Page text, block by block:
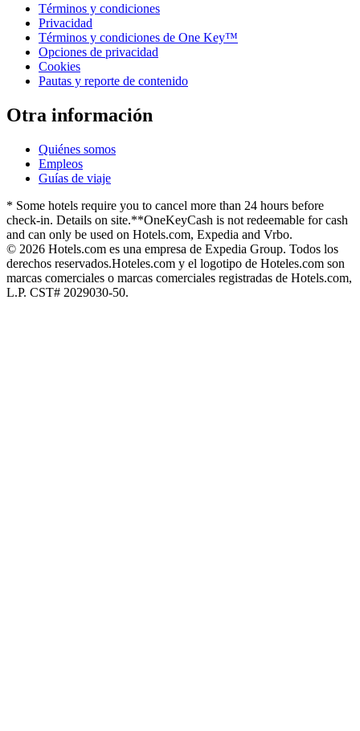
Términos y condiciones
Privacidad
Términos y condiciones de One Key™
Opciones de privacidad
Cookies
Pautas y reporte de contenido
Otra información
Quiénes somos
Empleos
Guías de viaje
* Some hotels require you to cancel more than 24 hours before
check-in. Details on site.**OneKeyCash is not redeemable for cash
and can only be used on Hotels.com, Expedia and Vrbo.
© 2026 Hotels.com es una empresa de Expedia Group. Todos los
derechos reservados.Hoteles.com y el logotipo de Hoteles.com son
marcas comerciales o marcas comerciales registradas de Hotels.com,
L.P. CST# 2029030-50.